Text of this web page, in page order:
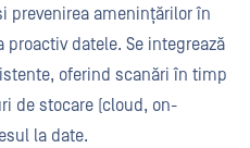
prevenirea amenințărilor în
datele. Se integrează
oferind scanări în timp
de stocare (cloud, on-
la date.